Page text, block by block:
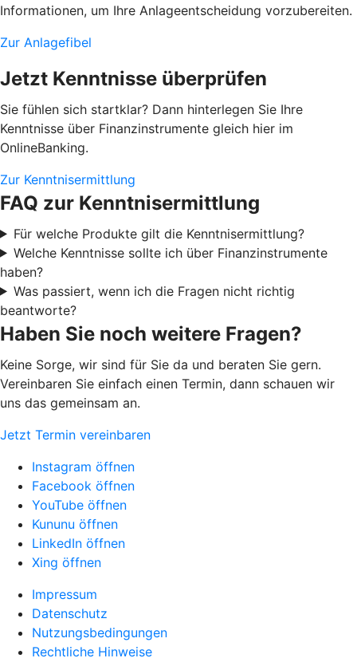
Informationen, um Ihre Anlageentscheidung vorzubereiten.
Zur Anlagefibel
Jetzt Kenntnisse überprüfen
Sie fühlen sich startklar? Dann hinterlegen Sie Ihre
Kenntnisse über Finanzinstrumente gleich hier im
OnlineBanking.
Zur Kenntnisermittlung
FAQ zur Kenntnisermittlung
Für welche Produkte gilt die Kenntnisermittlung?
Welche Kenntnisse sollte ich über Finanzinstrumente
haben?
Was passiert, wenn ich die Fragen nicht richtig
beantworte?
Haben Sie noch weitere Fragen?
Keine Sorge, wir sind für Sie da und beraten Sie gern.
Vereinbaren Sie einfach einen Termin, dann schauen wir
uns das gemeinsam an.
Jetzt Termin vereinbaren
Instagram öffnen
Facebook öffnen
YouTube öffnen
Kununu öffnen
LinkedIn öffnen
Xing öffnen
Impressum
Datenschutz
Nutzungsbedingungen
Rechtliche Hinweise